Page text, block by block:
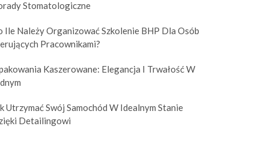
Stomatologiczne
Ile Należy Organizować Szkolenie BHP Dla Osób
Pracownikami?
Kaszerowane: Elegancja I Trwałość W
Utrzymać Swój Samochód W Idealnym Stanie
Detailingowi